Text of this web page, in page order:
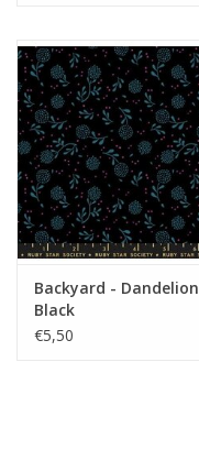
Backyard - Dandelion
Black
€5,50